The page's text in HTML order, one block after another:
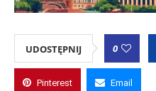
UDOSTĘPNIJ 0
Pinterest Email